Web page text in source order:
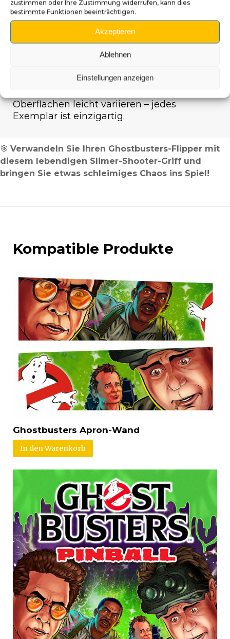
zustimmen oder Ihre Zustimmung widerrufen, kann dies
bestimmte Funktionen beeinträchtigen.
Akzeptieren
Ablehnen
Einstellungen anzeigen
Ein originelles und witziges Design
Farbe und Humor in Ihr Gerät.
Handwerkliche Qualität: Jeder Griff ist
handgefertigt und bemalt – ein echtes Unikat.
: Da es sich um ein handgefertigtes
Oberflächen leicht variieren – jedes
Exemplar ist einzigartig.
🎯 Verwandeln Sie Ihren Ghostbusters-Flipper mit
diesem lebendigen Slimer-Shooter-Griff und
bringen Sie etwas schleimiges Chaos ins Spiel!
Kompatible Produkte
Ghostbusters Apron-Wand
In den Warenkorb